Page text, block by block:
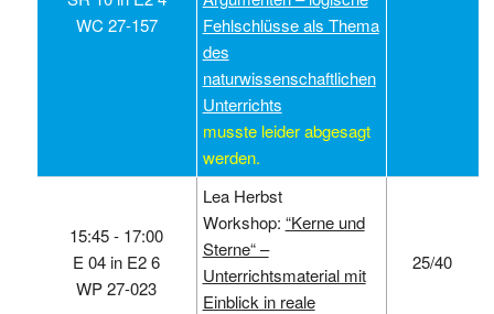
WC 27-157
Fehlschlüsse als Thema
des
naturwissenschaftlichen
Unterrichts
musste leider abgesagt
werden.
15:45 ‑ 17:00
E 04 in E2 6
WP 27-023
Lea Herbst
Workshop: “Kerne und
Sterne“ –
Unterrichtsmaterial mit
Einblick in reale
25/40